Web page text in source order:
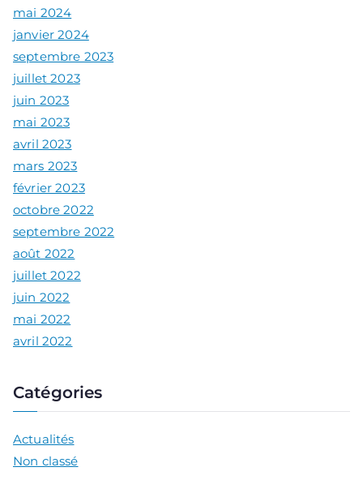
mai 2024
janvier 2024
septembre 2023
juillet 2023
juin 2023
mai 2023
avril 2023
mars 2023
février 2023
octobre 2022
septembre 2022
août 2022
juillet 2022
juin 2022
mai 2022
avril 2022
Catégories
Actualités
Non classé